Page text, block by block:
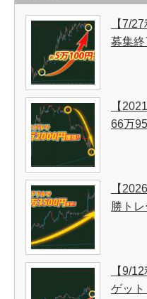
【7/
募集終
【
66万
【
勝トレ
【9/
ゲット